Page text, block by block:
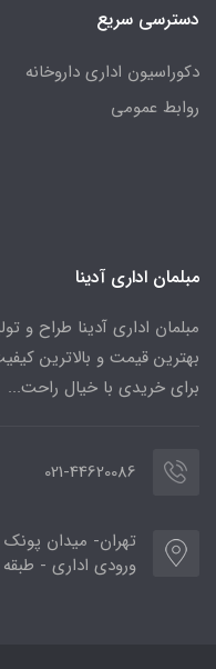
دسترسی سریع
دکوراسیون اداری داروخانه
روابط عمومی
مبلمان اداری آدینا
مبلمان اداری آدینا طراح و
بهترین قیمت و بالاترین
برای خریدی با خیال راحت...
021-44620086
تهران- میدان
ورودی اداری - طبقه